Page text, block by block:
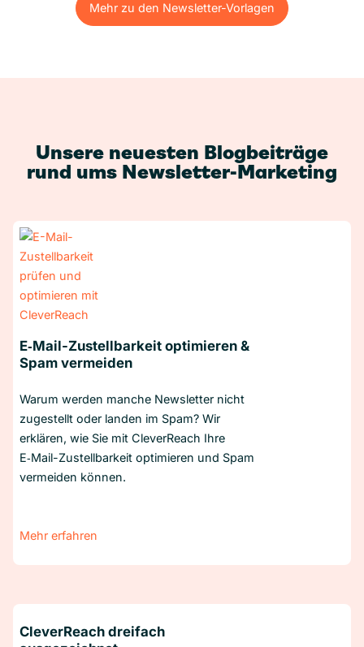
Mehr zu den Newsletter-Vorlagen
Mehr zu den Newsletter-Vorlagen
Unsere neuesten Blogbeiträge
rund ums Newsletter-Marketing
E‑Mail-Zustellbarkeit optimieren &
Spam vermeiden
Warum werden manche Newsletter nicht
zugestellt oder landen im Spam? Wir
erklären, wie Sie mit CleverReach Ihre
E‑Mail-Zustellbarkeit optimieren und Spam
vermeiden können.
Mehr erfahren
CleverReach dreifach